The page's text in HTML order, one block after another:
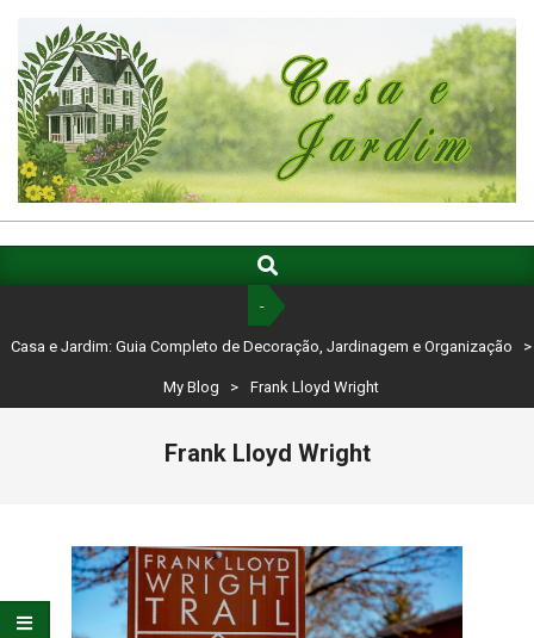
content
CASA
E
GUIA
COMPLETO
DECORAÇÃO,
ORGANIZAÇÃO
Navigation
Search
-
Casa e Jardim: Guia Completo de Decoração, Jardinagem e Organização >
My Blog > Frank Lloyd Wright
Frank Lloyd Wright